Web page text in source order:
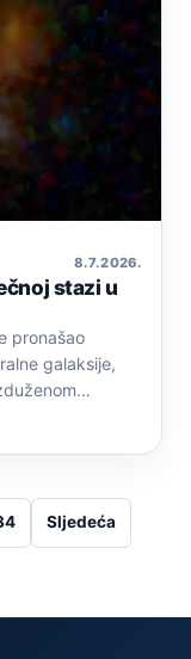
8. 7. 2026.
stazi u
pronašao
galaksije,
Sljedeća